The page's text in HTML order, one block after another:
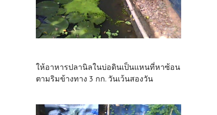
ให้อาหารปลานิลในบ่อดินเป็นแหนที่หาซ้อน
ตามริมข้างทาง 3 กก. วันเว้นสองวัน